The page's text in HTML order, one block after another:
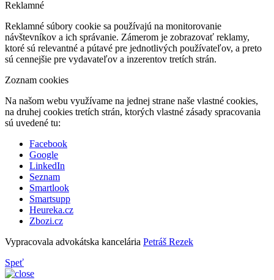
Reklamné
Reklamné súbory cookie sa používajú na monitorovanie
návštevníkov a ich správanie. Zámerom je zobrazovať reklamy,
ktoré sú relevantné a pútavé pre jednotlivých používateľov, a preto
sú cennejšie pre vydavateľov a inzerentov tretích strán.
Zoznam cookies
Na našom webu využívame na jednej strane naše vlastné cookies,
na druhej cookies tretích strán, ktorých vlastné zásady spracovania
sú uvedené tu:
Facebook
Google
LinkedIn
Seznam
Smartlook
Smartsupp
Heureka.cz
Zbozi.cz
Vypracovala advokátska kancelária Petráš Rezek
Speť